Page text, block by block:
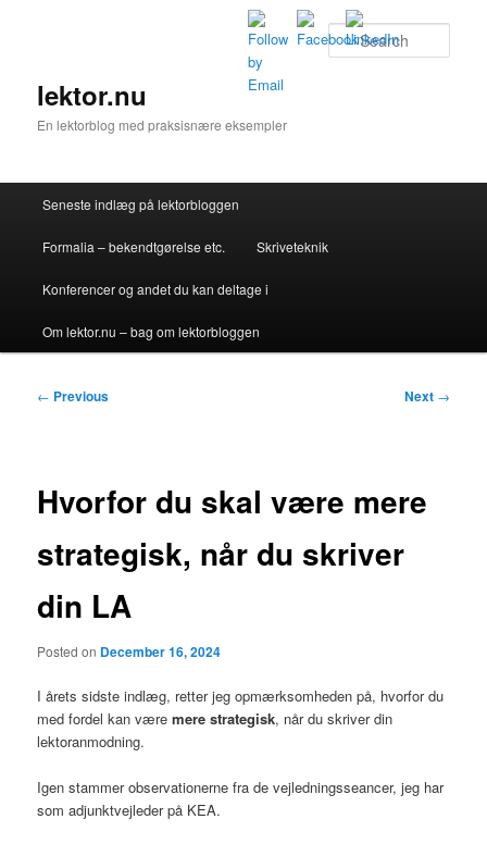
lektor.nu
En lektorblog med praksisnære eksempler
Seneste indlæg på lektorbloggen
Formalia – bekendtgørelse etc. Skriveteknik
Konferencer og andet du kan deltage i
Om lektor.nu – bag om lektorbloggen
Post
← Previous Next →
Hvorfor du skal være mere
strategisk, når du skriver
din LA
Posted on December 16, 2024
I årets sidste indlæg, retter jeg opmærksomheden på, hvorfor du
med fordel kan væremere strategisk, når du skriver din
lektoranmodning.
Igen stammer observationerne fra de vejledningsseancer, jeg har
som adjunktvejleder på KEA.